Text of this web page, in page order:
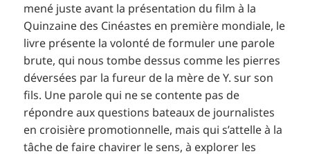
mené juste avant la présentation du film à la
Quinzaine des Cinéastes en première mondiale, le
livre présente la volonté de formuler une parole
brute, qui nous tombe dessus comme les pierres
déversées par la fureur de la mère de Y. sur son
fils. Une parole qui ne se contente pas de
répondre aux questions bateaux de journalistes
en croisière promotionnelle, mais qui s’attelle à la
tâche de faire chavirer le sens, à explorer les